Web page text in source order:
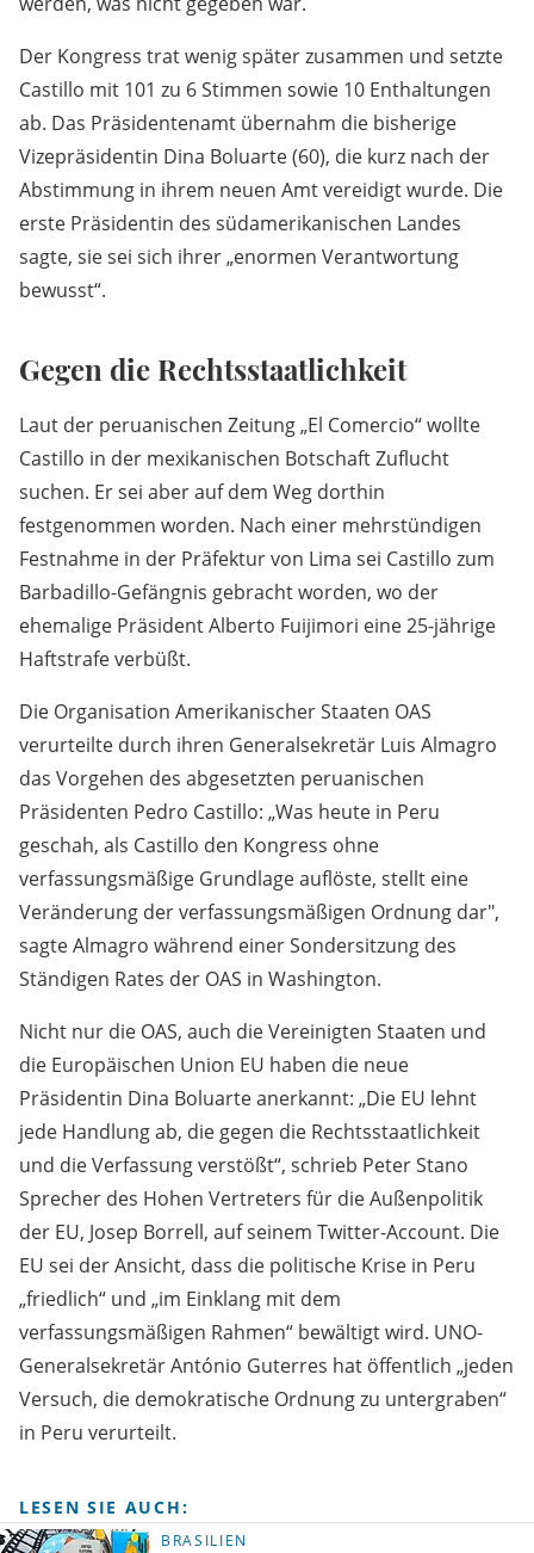
Der Kongress trat wenig später zusammen und setzte
Castillo mit 101 zu 6 Stimmen sowie 10 Enthaltungen
ab. Das Präsidentenamt übernahm die bisherige
Vizepräsidentin Dina Boluarte (60), die kurz nach der
Abstimmung in ihrem neuen Amt vereidigt wurde. Die
erste Präsidentin des südamerikanischen Landes
sagte, sie sei sich ihrer „enormen Verantwortung
bewusst“.
Gegen die Rechtsstaatlichkeit
Laut der peruanischen Zeitung „El Comercio“ wollte
Castillo in der mexikanischen Botschaft Zuflucht
suchen. Er sei aber auf dem Weg dorthin
festgenommen worden. Nach einer mehrstündigen
Festnahme in der Präfektur von Lima sei Castillo zum
Barbadillo-Gefängnis gebracht worden, wo der
ehemalige Präsident Alberto Fuijimori eine 25-jährige
Haftstrafe verbüßt.
Die Organisation Amerikanischer Staaten OAS
verurteilte durch ihren Generalsekretär Luis Almagro
das Vorgehen des abgesetzten peruanischen
Präsidenten Pedro Castillo: „Was heute in Peru
geschah, als Castillo den Kongress ohne
verfassungsmäßige Grundlage auflöste, stellt eine
Veränderung der verfassungsmäßigen Ordnung dar",
sagte Almagro während einer Sondersitzung des
Ständigen Rates der OAS in Washington.
Nicht nur die OAS, auch die Vereinigten Staaten und
die Europäischen Union EU haben die neue
Präsidentin Dina Boluarte anerkannt: „Die EU lehnt
jede Handlung ab, die gegen die Rechtsstaatlichkeit
und die Verfassung verstößt“, schrieb Peter Stano
Sprecher des Hohen Vertreters für die Außenpolitik
der EU, Josep Borrell, auf seinem Twitter-Account. Die
EU sei der Ansicht, dass die politische Krise in Peru
„friedlich“ und „im Einklang mit dem
verfassungsmäßigen Rahmen“ bewältigt wird. UNO-
Generalsekretär António Guterres hat öffentlich „jeden
Versuch, die demokratische Ordnung zu untergraben“
in Peru verurteilt.
LESEN SIE AUCH:
BRASILIEN